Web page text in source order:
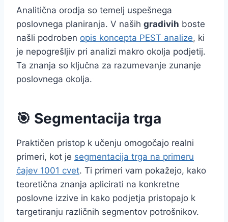
Analitična orodja so temelj uspešnega
poslovnega planiranja. V naših gradivih boste
našli podroben opis koncepta PEST analize, ki
je nepogrešljiv pri analizi makro okolja podjetij.
Ta znanja so ključna za razumevanje zunanje
poslovnega okolja.
🎯 Segmentacija trga
Praktičen pristop k učenju omogočajo realni
primeri, kot je segmentacija trga na primeru
čajev 1001 cvet. Ti primeri vam pokažejo, kako
teoretična znanja aplicirati na konkretne
poslovne izzive in kako podjetja pristopajo k
targetiranju različnih segmentov potrošnikov.